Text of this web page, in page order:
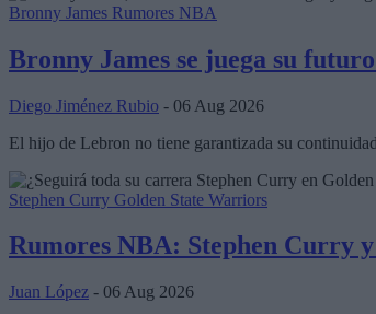
Bronny James Rumores NBA
Bronny James se juega su
Diego Jiménez Rubio - 06 Aug 2026
El hijo de Lebron no tiene garantizada su
Stephen Curry Golden State Warriors
Rumores NBA: Stephen Curry
Juan López - 06 Aug 2026